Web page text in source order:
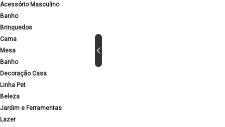
Acessório Masculino
Banho
Brinquedos
Cama
Mesa
Banho
Decoração Casa
Linha Pet
Beleza
Jardim e Ferramentas
Lazer